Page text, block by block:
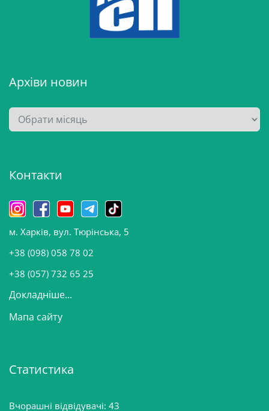
Архіви новин
А
р
в
н
о
в
и
Контакти
м. Харків, вул. Тюрінська, 5
+38 (098) 058 78 02
+38 (057) 732 65 25
Докладніше...
Мапа сайту
Статистика
Вчорашні відвідувачі: 43